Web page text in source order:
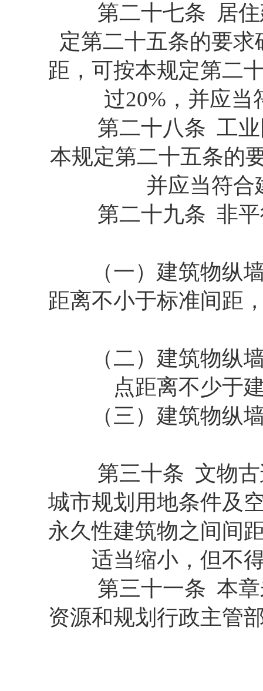
第二十七条 居住
定第二十五条的要
距，可按本规定第二
过20%，并应
第二十八条 工业
本规定第二十五条的
并应当符合
第二十九条 非平
（一）建筑物纵墙
距离不小于标准间距
（二）建筑物纵墙
点距离不少于
（三）建筑物纵墙
第三十条 文物古
城市规划用地条件及
永久性建筑物之间间
适当缩小，但不
第三十一条 本章
资源和规划行政主管